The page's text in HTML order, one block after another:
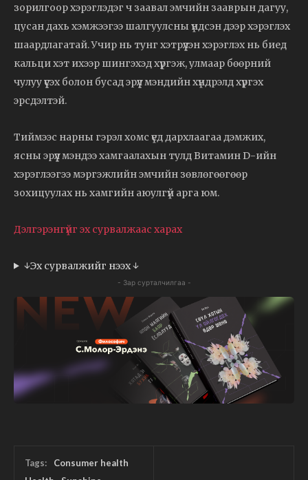
зорилгоор хэрэглэдэг ч заавал эмчийн зааврын дагуу,
цусан дахь хэмжээгээ шалгуулсны үндсэн дээр хэрэглэх
шаардлагатай. Учир нь тунг хэтрүүлэн хэрэглэх нь биед
кальци хэт ихээр шингэхэд хүргэж, улмаар бөөрний
чулуу үүсэх болон бусад эрүүл мэндийн хүндрэлд хүргэх
эрсдэлтэй.
Тиймээс нарны гэрэл хомс үед дархлаагаа дэмжих,
ясны эрүүл мэндээ хамгаалахын тулд Витамин D-ийн
хэрэглээгээ мэргэжлийн эмчийн зөвлөгөөгөөр
зохицуулах нь хамгийн аюулгүй арга юм.
Дэлгэрэнгүйг эх сурвалжаас харах
↓Эх сурвалжийг нээх ↓
- Зар сурталчилгаа -
Tags:
Consumer health